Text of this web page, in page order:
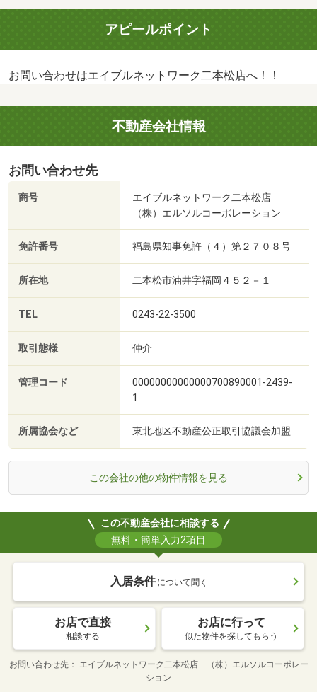
アピールポイント
お問い合わせはエイブルネットワーク二本松店へ！！
不動産会社情報
お問い合わせ先
商号
エイブルネットワーク二本松店
（株）エルソルコーポレーション
免許番号 福島県知事免許（４）第２７０８号
所在地 二本松市油井字福岡４５２－１
TEL 0243-22-3500
取引態様 仲介
管理コード
00000000000000700890001-2439-
1
所属協会など 東北地区不動産公正取引協議会加盟
この会社の他の物件情報を見る
この不動産会社に相談する
無料・簡単入力2項目
入居条件 について聞く
お店で直接
相談する
お店に行って
似た物件を探してもらう
お問い合わせ先
エイブルネットワーク二本松店 （株）エルソルコーポレー
ション